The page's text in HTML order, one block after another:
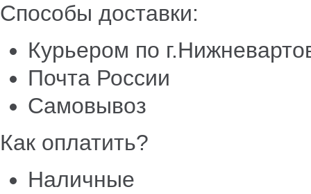
Способы доставки:
Курьером по
Почта России
Самовывоз
Как оплатить?
Наличные